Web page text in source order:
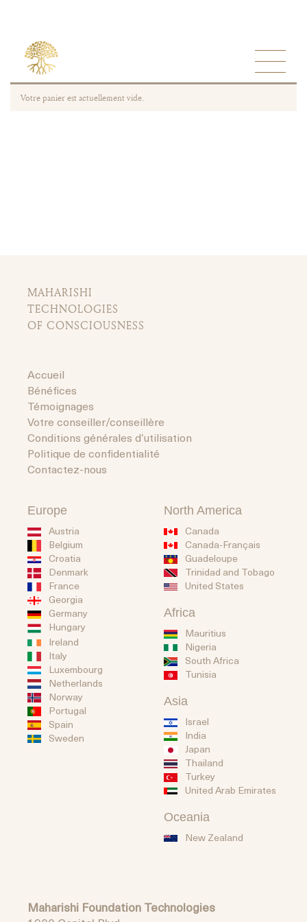
Votre panier est actuellement vide.
MAHARISHI
TECHNOLOGIES
OF CONSCIOUSNESS
Accueil
Bénéfices
Témoignages
Votre conseiller/conseillère
Conditions générales d’utilisation
Politique de confidentialité
Contactez-nous
Europe
Austria
Belgium
Croatia
Denmark
France
Georgia
Germany
Hungary
Ireland
Italy
Luxembourg
Netherlands
Norway
Portugal
Spain
Sweden
North America
Canada
Canada-Français
Guadeloupe
Trinidad and Tobago
United States
Africa
Mauritius
Nigeria
South Africa
Tunisia
Asia
Israel
India
Japan
Thailand
Turkey
United Arab Emirates
Oceania
New Zealand
Maharishi Foundation Technologies